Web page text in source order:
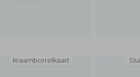
kraamborrelkaart